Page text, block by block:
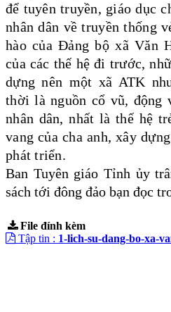
để tuyên truyền, giáo dục
nhân dân về truyền thống
hào của Đảng bộ xã Văn
của các thế hệ đi trước,
dựng nên một xã ATK
thời là nguồn cổ vũ, động
nhân dân, nhất là thế hệ
vang của cha anh, xây
phát triển.
Ban Tuyên giáo Tỉnh ủy
sách tới đông đảo bạn đọc
File đính kèm
Tập tin : 1-lich-su-dang-bo-xa-